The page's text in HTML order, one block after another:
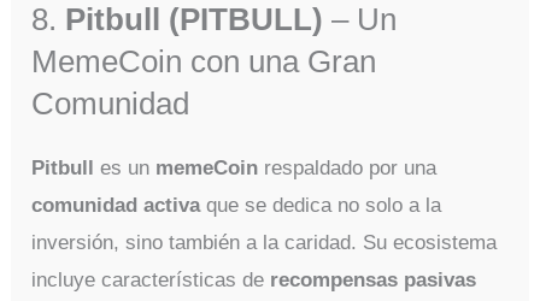
8. Pitbull (PITBULL) – Un
MemeCoin con una Gran
Comunidad
Pitbull es un memeCoin respaldado por una
comunidad activaque se dedica no solo a la
inversión, sino también a la caridad. Su ecosistema
incluye características de recompensas pasivas